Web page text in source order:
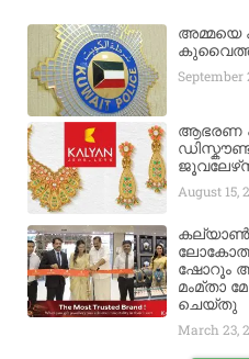
അമ്മയെ
September
ആഭരണ
August 15,
കല്യാൺ
ഷോറൂം
മംമ്താ
ചെയ്‌തു
March 23,